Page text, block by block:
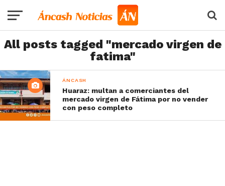
All posts tagged "mercado virgen de
fatima"
ÁNCASH
Huaraz: multan a comerciantes del
mercado virgen de Fátima por no vender
con peso completo